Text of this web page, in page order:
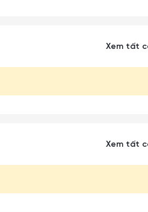
Xem tất
Xem tất